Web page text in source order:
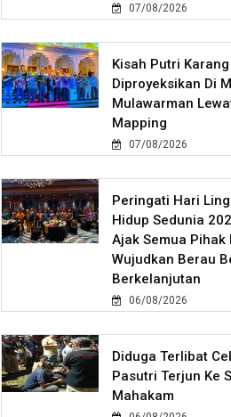
07/08/2026
Kisah Putri
Diproyeksikan Di
Mulawarman
Mapping
07/08/2026
Peringati Hari
Hidup Sedunia
Ajak Semua Pihak
Wujudkan Berau
Berkelanjutan
06/08/2026
Diduga Terlibat
Pasutri Terjun Ke
Mahakam